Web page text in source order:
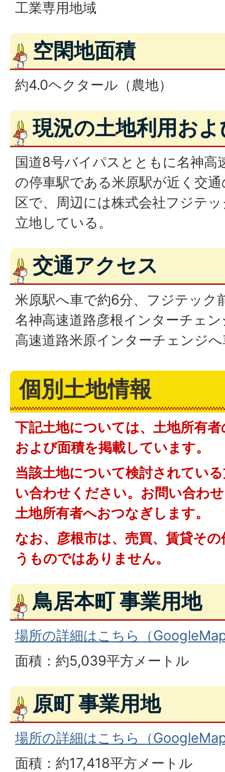
工業専用地域
空閑地面積
約4.0ヘクタール（農地）
現況の土地利用お
国道8号バイパスとともに名神高
の停車駅である米原駅が近く交
区で、周辺には株式会社フジテ
立地している。
交通アクセス
米原駅へ車で約6分、フジテック
名神高速道路彦根インターチェ
高速道路米原インターチェンジ
個別土地情報
下記土地については、土地所有
および面積を掲載しています。
当該土地について検討されてい
い合わせください。お問い合わ
土地所有者へおつなぎします。
なお、彦根市は、売買、賃貸そ
うものではありません。
鳥居本町 事業用地
場所の詳細はこちら（
面積：約5,039平方メートル
原町 事業用地
場所の詳細はこちら（
面積：約17,418平方メートル